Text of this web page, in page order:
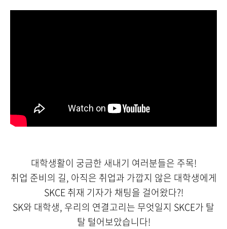
대학생활이 궁금한 새내기 여러분들은 주목!
취업 준비의 길, 아직은 취업과 가깝지 않은 대학생에게
SKCE 취재 기자가 채팅을 걸어왔다?!
SK와 대학생, 우리의 연결고리는 무엇일지 SKCE가 탈
탈 털어보았습니다!